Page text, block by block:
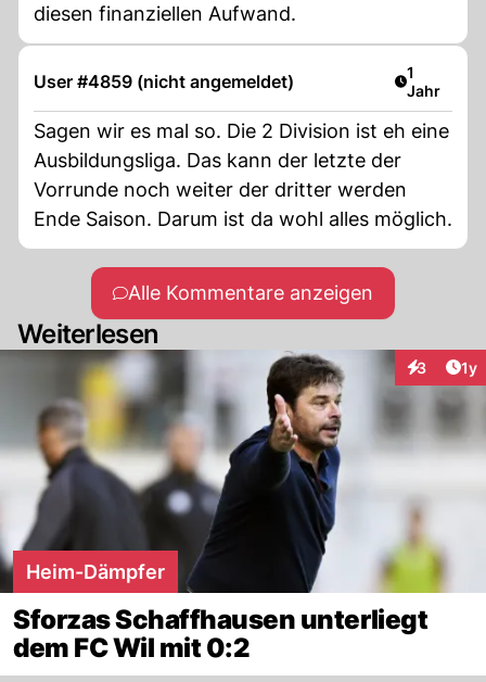
diesen finanziellen Aufwand.
User #4859 (nicht angemeldet) Artikel
1
Jahr
Sagen wir es mal so. Die 2 Division ist eh eine
Ausbildungsliga. Das kann der letzte der
Vorrunde noch weiter der dritter werden
Ende Saison. Darum ist da wohl alles möglich.
Alle Kommentare anzeigen
Weiterlesen
3 1y
Heim-Dämpfer
Sforzas Schaffhausen unterliegt
dem FC Wil mit 0:2